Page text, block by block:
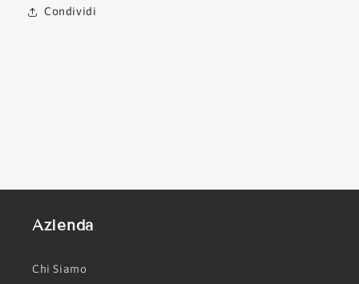
Condividi
Azienda
Chi Siamo